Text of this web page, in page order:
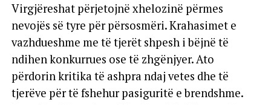
Virgjëreshat përjetojnë xhelozinë përmes
nevojës së tyre për përsosmëri. Krahasimet e
vazhdueshme me të tjerët shpesh i bëjnë të
ndihen konkurrues ose të zhgënjyer. Ato
përdorin kritika të ashpra ndaj vetes dhe të
tjerëve për të fshehur pasiguritë e brendshme.